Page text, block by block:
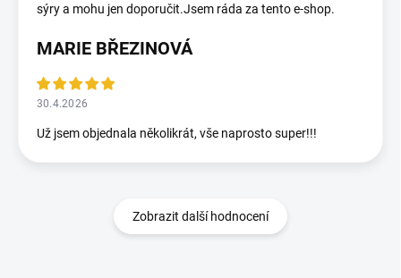
sýry a mohu jen doporučit.Jsem ráda za tento e-shop.
MARIE BŘEZINOVÁ
30.4.2026
Už jsem objednala několikrát, vše naprosto super!!!
Zobrazit další hodnocení